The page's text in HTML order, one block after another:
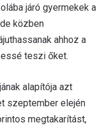
járó gyermekek a
közben
ahhoz a
teszi őket.
alapítója azt
szeptember elején
megtakarítást,